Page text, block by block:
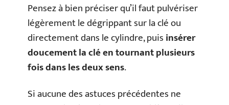
Pensez à bien préciser qu’il faut pulvériser
légèrement le dégrippant sur la clé ou
directement dans le cylindre, puisinsérer
doucement la clé en tournant plusieurs
fois dans les deux sens.
Si aucune des astuces précédentes ne